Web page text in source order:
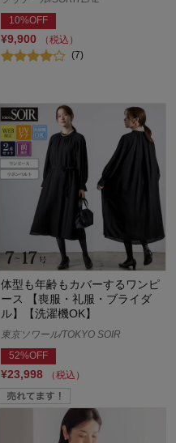
10%OFF
¥9,900
（税込）
(7)
体型も年齢もカバーするワンピ
ース 【喪服・礼服・ブライダ
ル】【洗濯機OK】
東京ソワール/TOKYO SOIR
52%OFF
¥23,998 （税込）